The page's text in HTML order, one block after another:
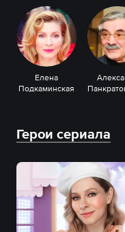
Елена
Подкаминская
Герои сериала